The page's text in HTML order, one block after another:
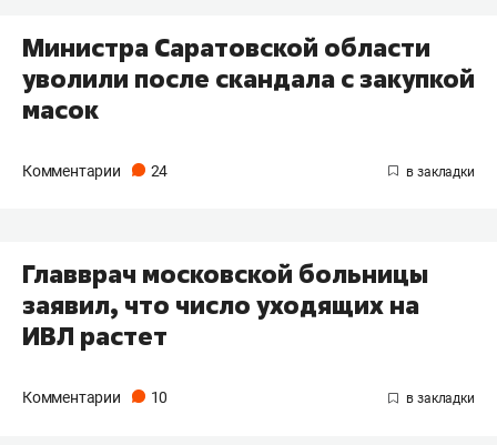
Министра Саратовской области
уволили после скандала с закупкой
масок
Комментарии 24
Главврач московской больницы
заявил, что число уходящих на
ИВЛ растет
Комментарии 10